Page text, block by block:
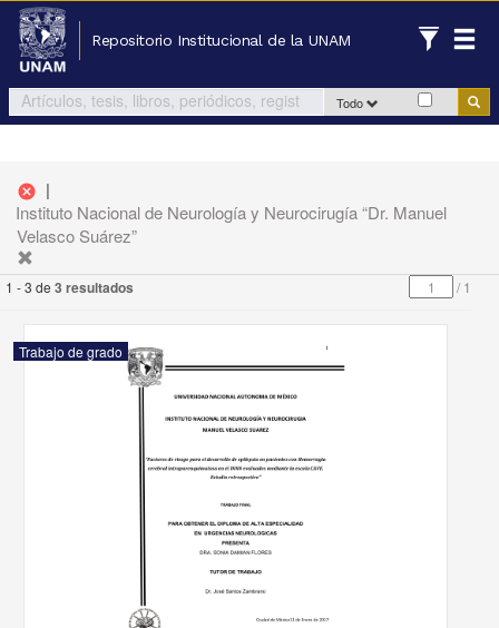
Repositorio Institucional de la UNAM
Todo
cancel |
Instituto Nacional de Neurología y Neurocirugía “Dr. Manuel
Velasco Suárez”
1 - 3 de 3 resultados /1
Trabajo de grado